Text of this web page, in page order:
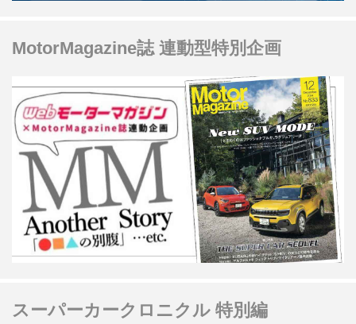
MotorMagazine誌 連動型特別企画
スーパーカークロニクル 特別編